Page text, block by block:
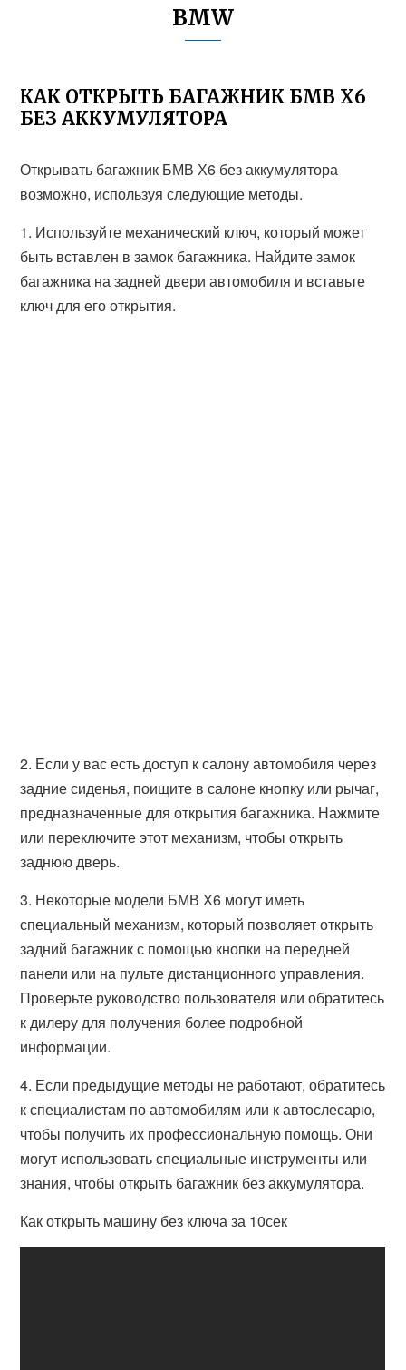
BMW
КАК ОТКРЫТЬ БАГАЖНИК БМВ Х6
БЕЗ АККУМУЛЯТОРА
Открывать багажник БМВ Х6 без аккумулятора
возможно, используя следующие методы.
1. Используйте механический ключ, который может
быть вставлен в замок багажника. Найдите замок
багажника на задней двери автомобиля и вставьте
ключ для его открытия.
2. Если у вас есть доступ к салону автомобиля через
задние сиденья, поищите в салоне кнопку или рычаг,
предназначенные для открытия багажника. Нажмите
или переключите этот механизм, чтобы открыть
заднюю дверь.
3. Некоторые модели БМВ Х6 могут иметь
специальный механизм, который позволяет открыть
задний багажник с помощью кнопки на передней
панели или на пульте дистанционного управления.
Проверьте руководство пользователя или обратитесь
к дилеру для получения более подробной
информации.
4. Если предыдущие методы не работают, обратитесь
к специалистам по автомобилям или к автослесарю,
чтобы получить их профессиональную помощь. Они
могут использовать специальные инструменты или
знания, чтобы открыть багажник без аккумулятора.
Как открыть машину без ключа за 10сек